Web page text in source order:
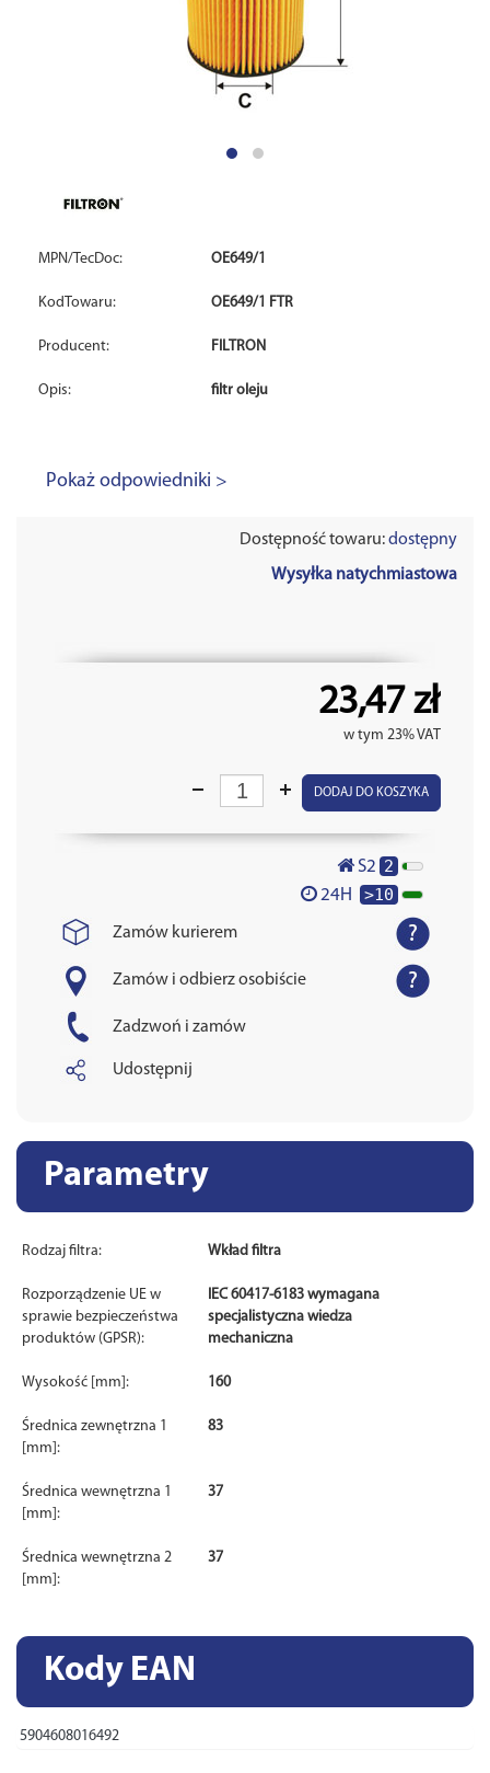
MPN/TecDoc: OE649/1
KodTowaru: OE649/1 FTR
Producent: FILTRON
Opis: filtr oleju
Pokaż odpowiedniki >
Dostępność towaru:dostępny
Wysyłka natychmiastowa
23,47 zł
w tym 23% VAT
DODAJ DO KOSZYKA
S2 2
24H >10
Zamów kurierem
Zamów i odbierz osobiście
Zadzwoń i zamów
Udostępnij
Parametry
Rodzaj filtra: Wkład filtra
Rozporządzenie UE w
sprawie bezpieczeństwa
produktów (GPSR):
IEC 60417-6183 wymagana
specjalistyczna wiedza
mechaniczna
Wysokość [mm]: 160
Średnica zewnętrzna 1
[mm]:
83
Średnica wewnętrzna 1
[mm]:
37
Średnica wewnętrzna 2
[mm]:
37
Kody EAN
5904608016492